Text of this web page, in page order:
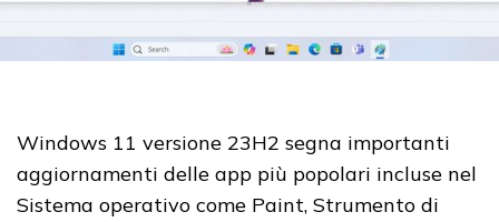
Windows 11 versione 23H2 segna importanti
aggiornamenti delle app più popolari incluse nel
Sistema operativo come Paint, Strumento di